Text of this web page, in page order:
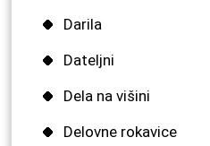
Darila
Dateljni
Dela na višini
Delovne rokavice